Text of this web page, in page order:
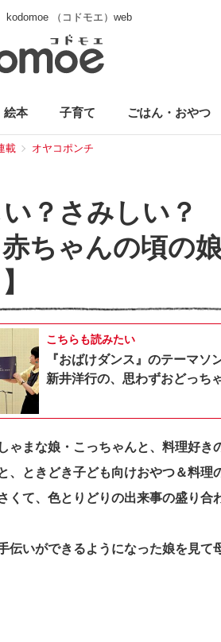
kodomoe （コドモエ）web
絵本 子育て ごはん・おやつ
載 オヤコポンチ
い？さみしい？
ちゃんの頃の
こちらも読みたい
『おばけダンス』のテーマ
新井洋行の、思わずおどっち
ゃまな娘・こっちゃんと、料理好
、ときどき子ども向けおやつ＆料理
くて、色とりどりの出来事の盛り合
伝いができるようになった娘を見て